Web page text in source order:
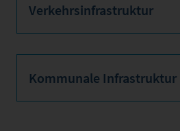
Verkehrsinfrastruktur
Kommunale Infrastruktur